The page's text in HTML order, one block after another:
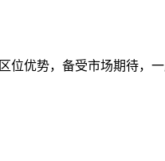
位优势，备受市场期待，